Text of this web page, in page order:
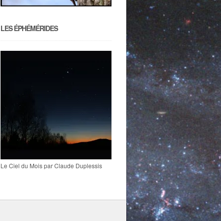
LES ÉPHÉMÉRIDES
Le Ciel du Mois par Claude Duplessis